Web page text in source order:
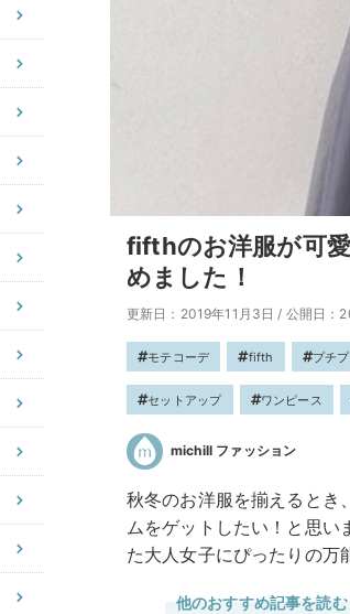
fifthのお洋服が可
めました！
更新日：2019年11月3日 / 公開日：
モテコーデ fifth プチ
セットアップ ワンピース
michill ファッション
秋冬のお洋服を揃えるとき
ムをゲットしたい！と思
た大人女子にぴったりの万
他のおすすめ記事を読む